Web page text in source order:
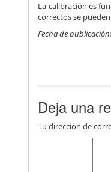
La calibración es
correctos se
Fecha de
Deja una
Tu dirección de